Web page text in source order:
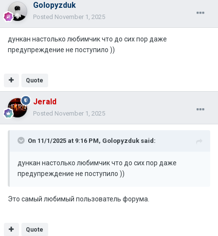
Golopyzduk
Posted November 1, 2025
дункан настолько любимчик что до сих пор даже
предупреждение не поступило ))
Quote
Jerald
Posted November 1, 2025
On 11/1/2025 at 9:16 PM, Golopyzduk said:
дункан настолько любимчик что до сих пор даже
предупреждение не поступило ))
Это самый любимый пользователь форума.
Quote